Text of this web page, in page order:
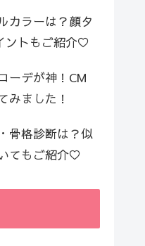
カラーは？顔タ
ントもご紹介♡
ーデが神！CM
みました！
骨格診断は？似
てもご紹介♡